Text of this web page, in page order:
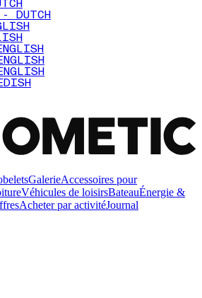
- DUTCH
GalerieAccessoires pour
Véhicules de loisirsBateauÉnergie &
Acheter par activitéJournal